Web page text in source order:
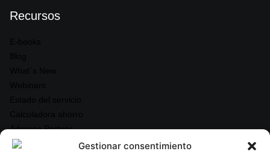
Gestionar consentimiento
Recursos
Adereso Partner